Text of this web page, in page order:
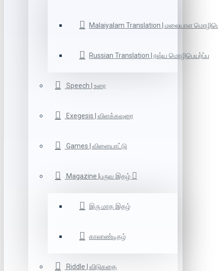
Malaiyalam Translation | மலையாள
Russian Translation | ரஷ்ய மொழிபெயர்ப்பு
Speech | உரை
Exegesis | விளக்கவுரை
Games | விளையாட்டு
Magazine |பருவ இதழ்
இரு மாத இதழ்
காலாண்டிதழ்
Riddle | விடுகதை